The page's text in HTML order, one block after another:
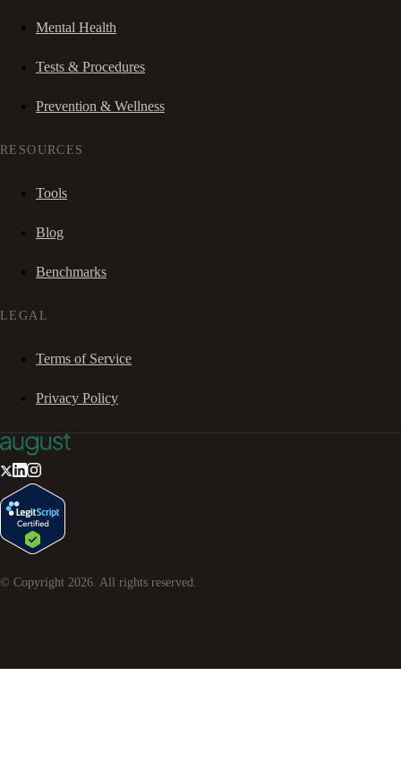
Mental Health
Tests & Procedures
Prevention & Wellness
RESOURCES
Tools
Blog
Benchmarks
LEGAL
Terms of Service
Privacy Policy
© Copyright 2026 . All rights reserved.